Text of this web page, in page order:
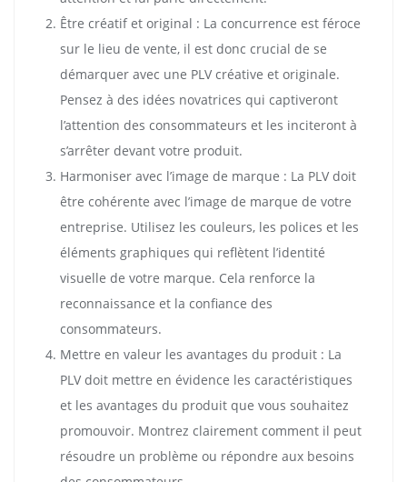
Être créatif et original : La concurrence est féroce
sur le lieu de vente, il est donc crucial de se
démarquer avec une PLV créative et originale.
Pensez à des idées novatrices qui captiveront
l’attention des consommateurs et les inciteront à
s’arrêter devant votre produit.
Harmoniser avec l’image de marque : La PLV doit
être cohérente avec l’image de marque de votre
entreprise. Utilisez les couleurs, les polices et les
éléments graphiques qui reflètent l’identité
visuelle de votre marque. Cela renforce la
reconnaissance et la confiance des
consommateurs.
Mettre en valeur les avantages du produit : La
PLV doit mettre en évidence les caractéristiques
et les avantages du produit que vous souhaitez
promouvoir. Montrez clairement comment il peut
résoudre un problème ou répondre aux besoins